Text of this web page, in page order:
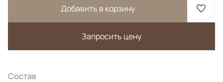
Добавить в корзину
Запросить цену
Состав